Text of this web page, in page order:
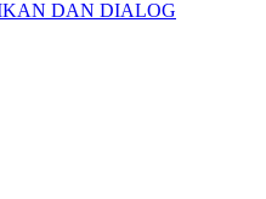
DAN DIALOG